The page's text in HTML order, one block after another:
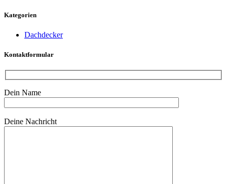
Kategorien
Dachdecker
Kontaktformular
Dein Name
Deine Nachricht